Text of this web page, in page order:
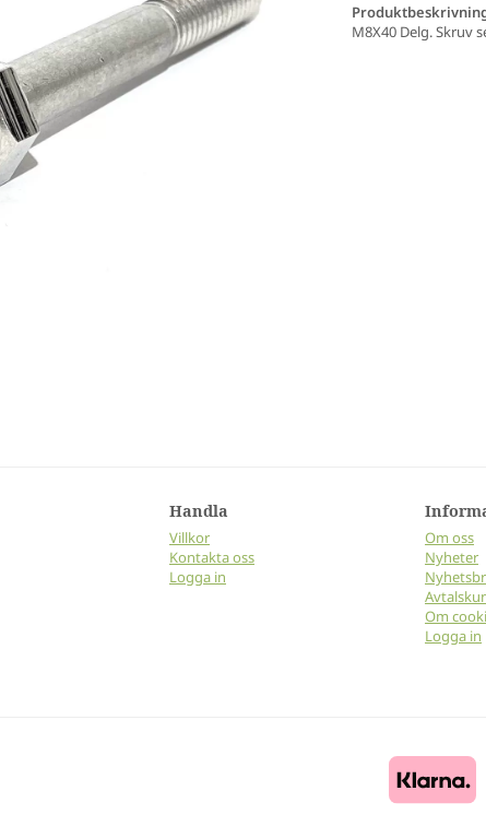
M8X40 Delg. Skruv
Handla
Villkor
Kontakta oss
Logga in
Om oss
Nyheter
Om
Logga in